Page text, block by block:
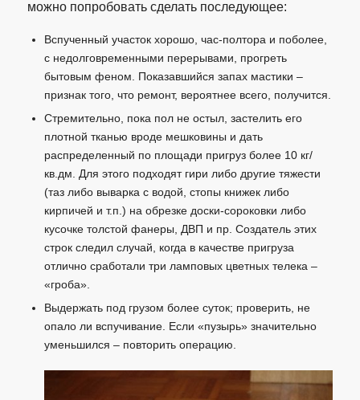
можно попробовать сделать последующее:
Вспученный участок хорошо, час-полтора и поболее,
с недолговременными перерывами, прогреть
бытовым феном. Показавшийся запах мастики –
признак того, что ремонт, вероятнее всего, получится.
Стремительно, пока пол не остыл, застелить его
плотной тканью вроде мешковины и дать
распределенный по площади пригруз более 10 кг/
кв.дм. Для этого подходят гири либо другие тяжести
(таз либо выварка с водой, стопы книжек либо
кирпичей и т.п.) на обрезке доски-сороковки либо
кусочке толстой фанеры, ДВП и пр. Создатель этих
строк следил случай, когда в качестве пригруза
отлично сработали три ламповых цветных телека –
«гроба».
Выдержать под грузом более суток; проверить, не
опало ли вспучивание. Если «пузырь» значительно
уменьшился – повторить операцию.